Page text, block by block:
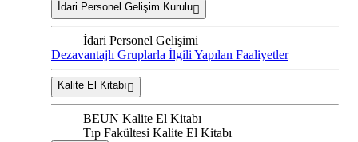
İdari Personel Gelişim Kurulu
İdari Personel Gelişimi
Dezavantajlı Gruplarla İlgili Yapılan Faaliyetler
Kalite El Kitabı
BEUN Kalite El Kitabı
Tıp Fakültesi Kalite El Kitabı